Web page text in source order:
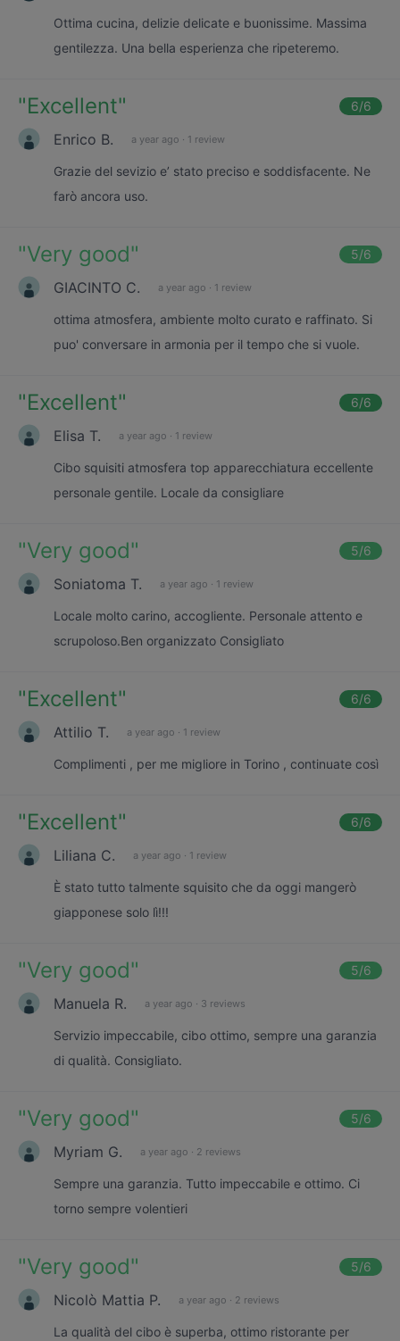
Ottima cucina, delizie delicate e buonissime. Massima
gentilezza. Una bella esperienza che ripeteremo.
"Excellent" 6/6
Enrico B. a year ago · 1 review
Grazie del sevizio e’ stato preciso e soddisfacente. Ne
farò ancora uso.
"Very good" 5/6
GIACINTO C. a year ago · 1 review
ottima atmosfera, ambiente molto curato e raffinato. Si
puo' conversare in armonia per il tempo che si vuole.
"Excellent" 6/6
Elisa T. a year ago · 1 review
Cibo squisiti atmosfera top apparecchiatura eccellente
personale gentile. Locale da consigliare
"Very good" 5/6
Soniatoma T. a year ago · 1 review
Locale molto carino, accogliente. Personale attento e
scrupoloso.Ben organizzato Consigliato
"Excellent" 6/6
Attilio T. a year ago · 1 review
Complimenti , per me migliore in Torino , continuate così
"Excellent" 6/6
Liliana C. a year ago · 1 review
È stato tutto talmente squisito che da oggi mangerò
giapponese solo lì!!!
"Very good" 5/6
Manuela R. a year ago · 3 reviews
Servizio impeccabile, cibo ottimo, sempre una garanzia
di qualità. Consigliato.
"Very good" 5/6
Myriam G. a year ago · 2 reviews
Sempre una garanzia. Tutto impeccabile e ottimo. Ci
torno sempre volentieri
"Very good" 5/6
Nicolò Mattia P. a year ago · 2 reviews
La qualità del cibo è superba, ottimo ristorante per